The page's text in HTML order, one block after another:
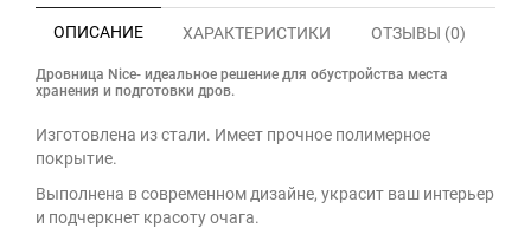
ОПИСАНИЕ ХАРАКТЕРИСТИКИ ОТЗЫВЫ (0)
Дровница Nice- идеальное решение для обустройства места
хранения и подготовки дров.
Изготовлена из стали. Имеет прочное полимерное
покрытие.
Выполнена в современном дизайне, украсит ваш интерьер
и подчеркнет красоту очага.